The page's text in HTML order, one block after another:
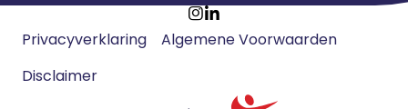
GaGa
Footer
navigatie
Privacyverklaring
Algemene Voorwaarden
Disclaimer